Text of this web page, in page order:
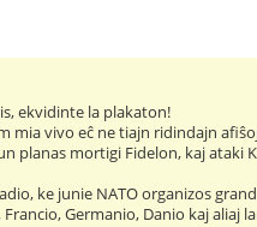
ekvidinte la plakaton!
mia vivo eĉ ne tiajn ridindajn
planas mortigi Fidelon, kaj
ke junie NATO organizos
Francio, Germanio, Danio kaj